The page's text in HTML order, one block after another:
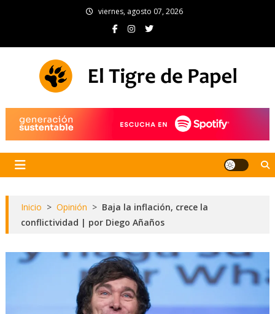
viernes, agosto 07, 2026
Inicio > Opinión > Baja la inflación, crece la
conflictividad | por Diego Añaños